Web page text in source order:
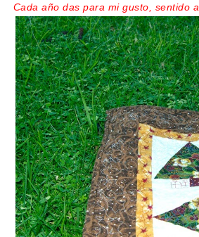
Cada año das para mi gusto, sentido a